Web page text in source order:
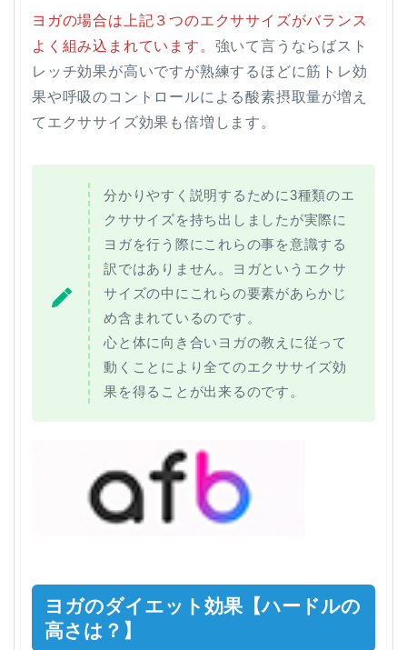
ヨガの場合は上記３つのエクササイズがバランス
よく組み込まれています。 強いて言うならばスト
レッチ効果が高いですが熟練するほどに筋トレ効
果や呼吸のコントロールによる酸素摂取量が増え
てエクササイズ効果も倍増します。
分かりやすく説明するために3種類のエ
クササイズを持ち出しましたが実際に
ヨガを行う際にこれらの事を意識する
訳ではありません。ヨガというエクサ
サイズの中にこれらの要素があらかじ
め含まれているのです。
心と体に向き合いヨガの教えに従って
動くことにより全てのエクササイズ効
果を得ることが出来るのです。
ヨガのダイエット効果【ハードルの
高さは？】